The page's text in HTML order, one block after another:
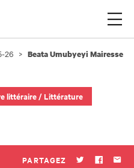
26 Beata Umubyeyi Mairesse
littéraire/ Littérature
PARTAGEZ Twitter